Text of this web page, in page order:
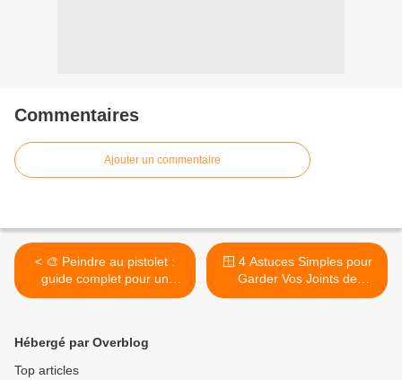
Commentaires
Ajouter un commentaire
< 🎨 Peindre au pistolet :
guide complet pour un
rendu parfait ✨
🪟 4 Astuces Simples pour
Garder Vos Joints de
Fenêtre Souples et
Hébergé par Overblog
Top articles